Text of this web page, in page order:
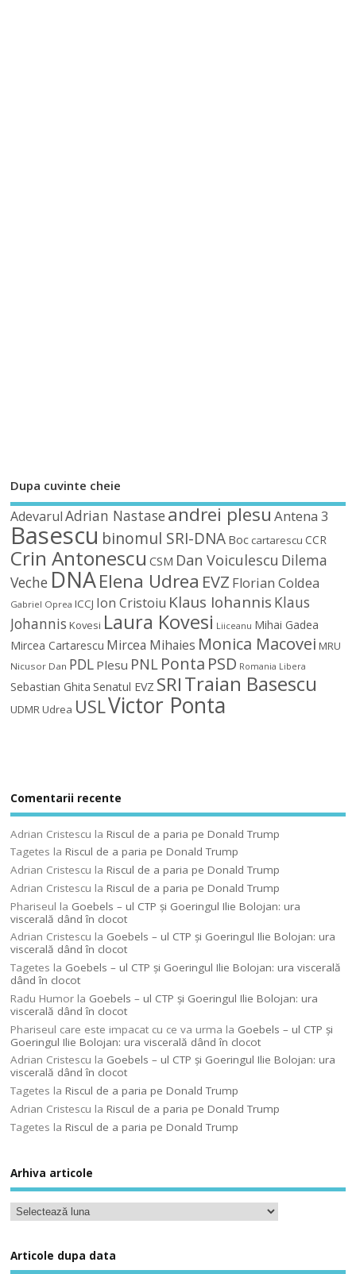
Dupa cuvinte cheie
Adevarul Adrian Nastaseandrei plesuAntena 3
Basescu binomul SRI-DNA Boc cartarescu CCR
Crin Antonescu CSM Dan Voiculescu Dilema
Veche DNAElena Udrea EVZ Florian Coldea
Gabriel Oprea ICCJ Ion Cristoiu Klaus Iohannis Klaus
Johannis Kovesi Laura Kovesi Liiceanu Mihai Gadea
Mircea Cartarescu Mircea Mihaies Monica Macovei MRU
Nicusor Dan PDL Plesu PNL Ponta PSD Romania Libera
Sebastian Ghita Senatul EVZ SRITraian Basescu
UDMRUdrea USLVictor Ponta
Comentarii recente
Adrian Cristescu laRiscul de a paria pe Donald Trump
Tagetes laRiscul de a paria pe Donald Trump
Adrian Cristescu laRiscul de a paria pe Donald Trump
Adrian Cristescu laRiscul de a paria pe Donald Trump
Phariseul la Goebels – ul CTP şi Goeringul Ilie Bolojan: ura
viscerală dând în clocot
Adrian Cristescu la Goebels – ul CTP şi Goeringul Ilie Bolojan: ura
viscerală dând în clocot
Tagetes la Goebels – ul CTP şi Goeringul Ilie Bolojan: ura viscerală
dând în clocot
Radu Humor la Goebels – ul CTP şi Goeringul Ilie Bolojan: ura
viscerală dând în clocot
Phariseul care este impacat cu ce va urma la Goebels – ul CTP şi
Goeringul Ilie Bolojan: ura viscerală dând în clocot
Adrian Cristescu la Goebels – ul CTP şi Goeringul Ilie Bolojan: ura
viscerală dând în clocot
Tagetes laRiscul de a paria pe Donald Trump
Adrian Cristescu laRiscul de a paria pe Donald Trump
Tagetes laRiscul de a paria pe Donald Trump
Arhiva articole
Articole dupa data